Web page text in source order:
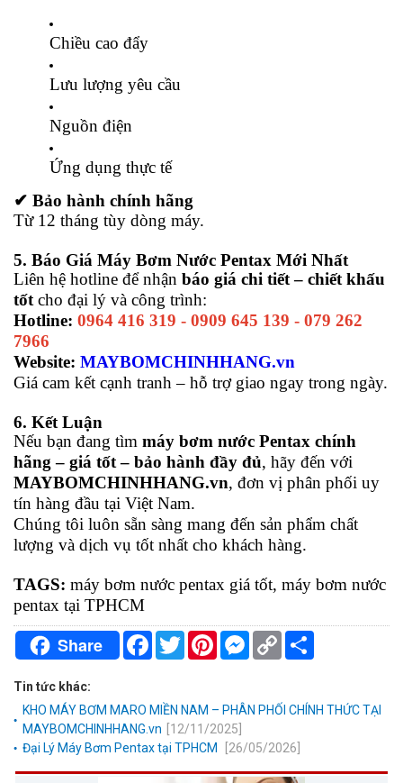
Chiều cao đẩy
Lưu lượng yêu cầu
Nguồn điện
Ứng dụng thực tế
✔ Bảo hành chính hãng
Từ 12 tháng tùy dòng máy.
5. Báo Giá Máy Bơm Nước Pentax Mới Nhất
Liên hệ hotline để nhận báo giá chi tiết – chiết khấu
tốtcho đại lý và công trình:
Hotline: 0964 416 319 - 0909 645 139 - 079 262
7966
Website: MAYBOMCHINHHANG.vn
Giá cam kết cạnh tranh – hỗ trợ giao ngay trong ngày.
6. Kết Luận
Nếu bạn đang tìm máy bơm nước Pentax chính
hãng – giá tốt – bảo hành đầy đủ, hãy đến với
MAYBOMCHINHHANG.vn, đơn vị phân phối uy
tín hàng đầu tại Việt Nam.
Chúng tôi luôn sẵn sàng mang đến sản phẩm chất
lượng và dịch vụ tốt nhất cho khách hàng.
TAGS: máy bơm nước pentax giá tốt, máy bơm nước
pentax tại TPHCM
Share FacebookTwitterPinterestMessenger
Copy
Link
Tin tức khác:
KHO MÁY BƠM MARO MIỀN NAM – PHÂN PHỐI CHÍNH THỨC TẠI
MAYBOMCHINHHANG.vn
[12/11/2025]
Đại Lý Máy Bơm Pentax tại TPHCM
[26/05/2026]